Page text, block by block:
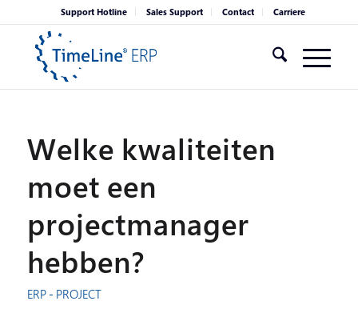
Support Hotline Sales Support Contact Carriere
Welke kwaliteiten
moet een
projectmanager
hebben?
ERP - PROJECT